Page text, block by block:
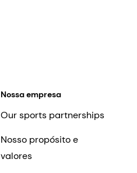
Nossa empresa
Our sports partnerships
Nosso propósito e
valores